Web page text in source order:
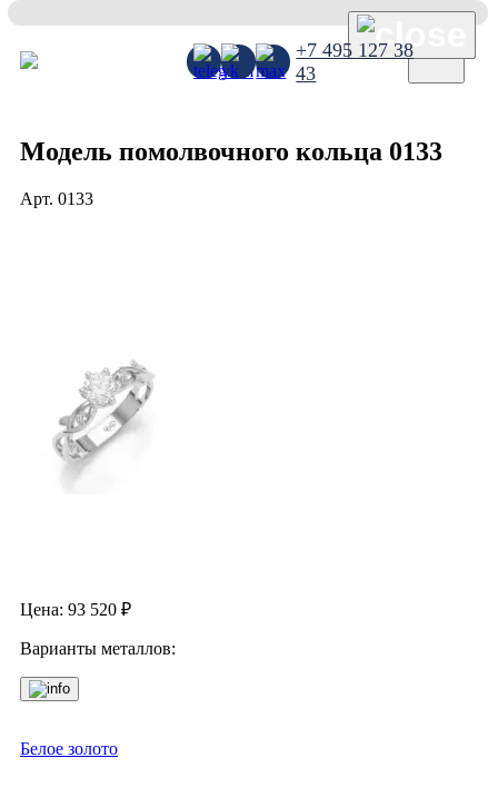
+7 495 127 38
43
Модель помолвочного кольца 0133
Арт. 0133
Цена: 93 520 ₽
Варианты металлов:
Белое золото
×